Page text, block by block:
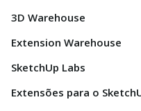
3D Warehouse
Extension Warehouse
SketchUp Labs
Extensões para o